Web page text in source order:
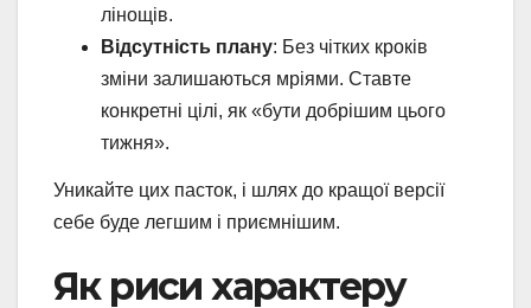
лінощів.
Відсутність плану: Без чітких кроків
зміни залишаються мріями. Ставте
конкретні цілі, як «бути добрішим цього
тижня».
Уникайте цих пасток, і шлях до кращої версії
себе буде легшим і приємнішим.
Як риси характеру